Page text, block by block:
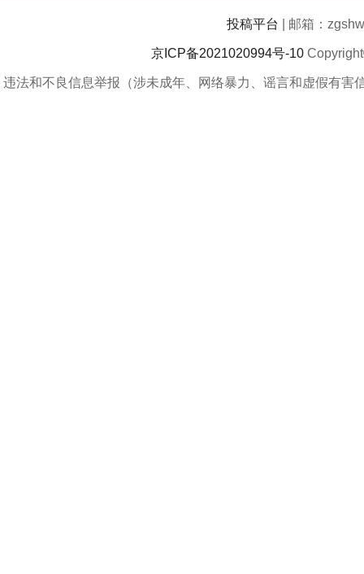
投稿平台 | 邮箱：
京ICP备2021020994号-10
违法和不良信息举报（涉未成年、网络暴力、谣言和虚假有